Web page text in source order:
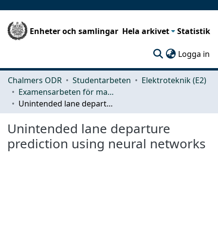
Enheter och samlingar Hela arkivet Statistik
Logga in
Chalmers ODR Studentarbeten
Elektroteknik (E2)
Examensarbeten för masterexamen
Unintended lane departure prediction using neural networks
Unintended lane departure
prediction using neural networks